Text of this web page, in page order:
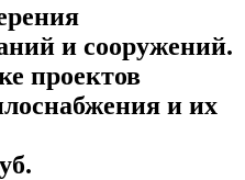
и сооружений.
проектов
и их